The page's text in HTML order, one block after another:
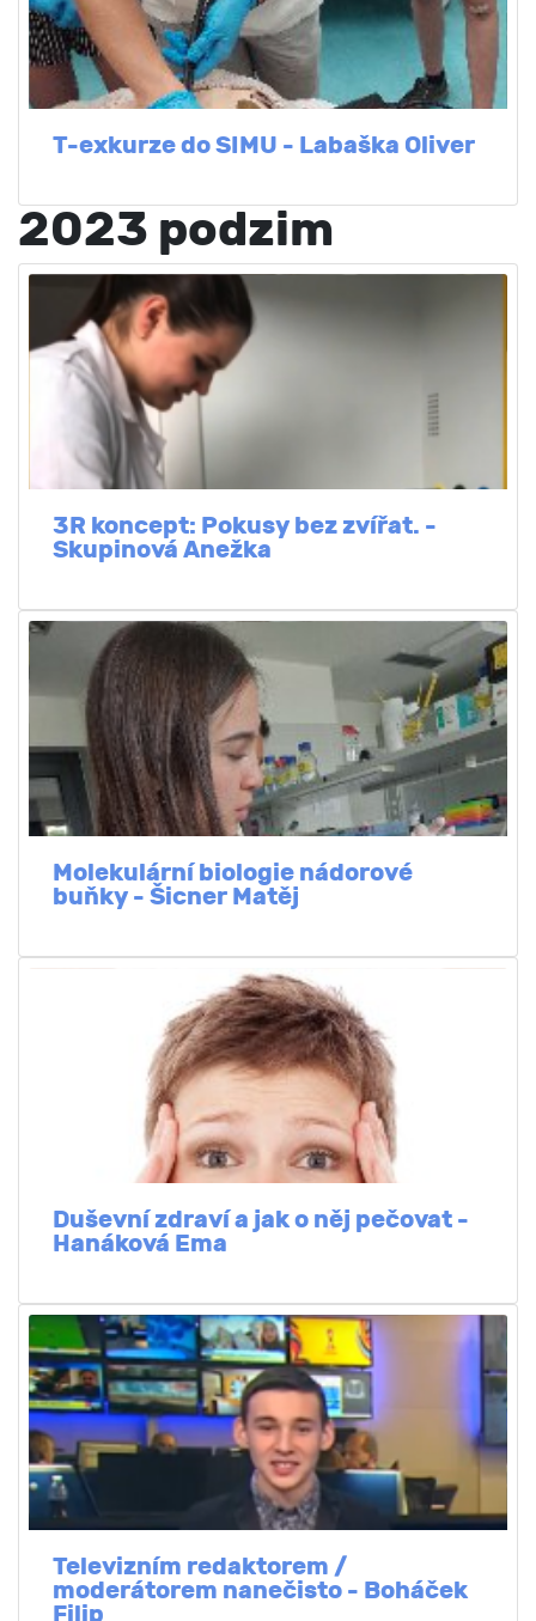
T-exkurze do SIMU - Labaška Oliver
2023 podzim
3R koncept: Pokusy bez zvířat. -
Skupinová Anežka
Molekulární biologie nádorové
buňky - Šicner Matěj
Duševní zdraví a jak o něj pečovat -
Hanáková Ema
Televizním redaktorem /
moderátorem nanečisto - Boháček
Filip